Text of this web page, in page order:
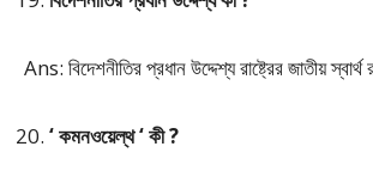
Ans: বিদেশনীতির প্রধান উদ্দেশ্য রাষ্ট্রের জাতীয় স্বার্থ
‘ কমনওয়েল্থ ‘ কী ?